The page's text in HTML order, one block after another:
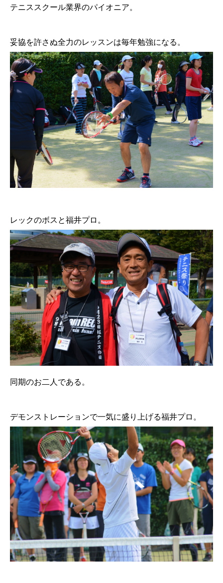
テニススクール業界のパイオニア。
妥協を許さぬ全力のレッスンは毎年勉強になる。
レックのボスと福井プロ。
同期のお二人である。
デモンストレーションで一気に盛り上げる福井プロ。